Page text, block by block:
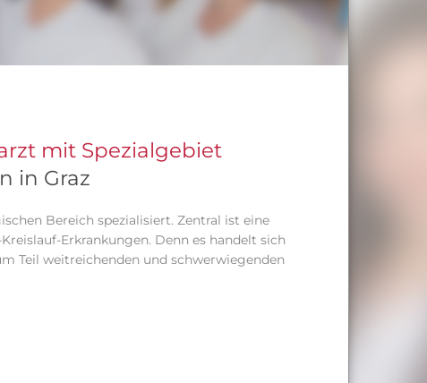
mit Spezialgebiet
in Graz
Bereich spezialisiert. Zentral ist eine
Erkrankungen. Denn es handelt sich
Teil weitreichenden und schwerwiegenden